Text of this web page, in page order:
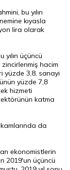
bu yılın
kıyasla
lira olarak
üçüncü
zincirlenmiş hacim
yüzde 3,8, sanayi
yüzde 7,8
hizmeti
katma
da
ekonomistlerin
2019'un üçüncü